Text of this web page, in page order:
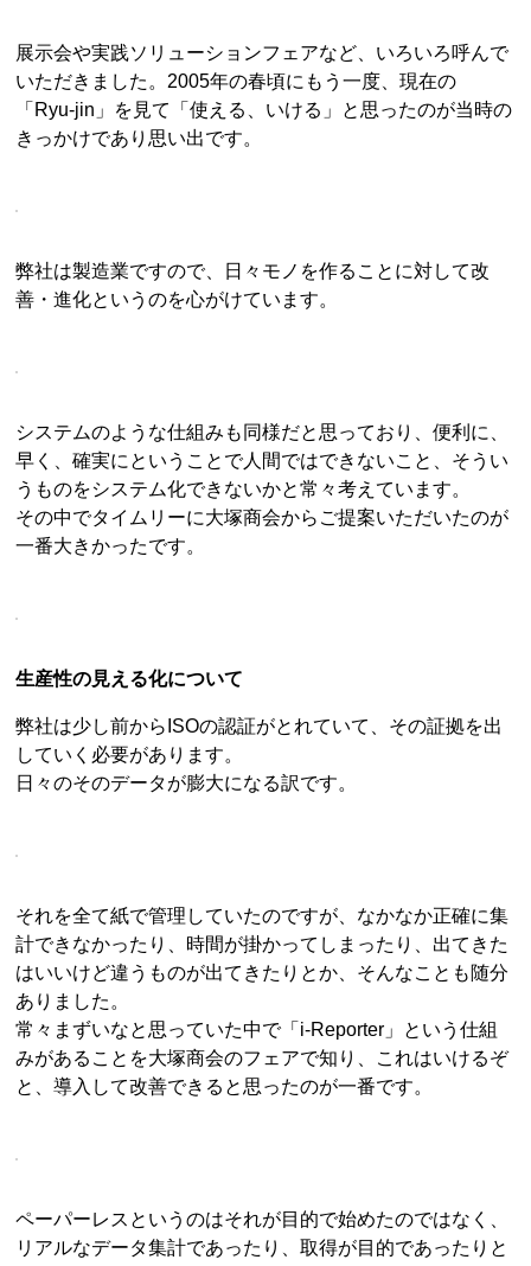
展示会や実践ソリューションフェアなど、いろいろ呼んで
いただきました。2005年の春頃にもう一度、現在の
「Ryu-jin」を見て「使える、いける」と思ったのが当時の
きっかけであり思い出です。
弊社は製造業ですので、日々モノを作ることに対して改
善・進化というのを心がけています。
システムのような仕組みも同様だと思っており、便利に、
早く、確実にということで人間ではできないこと、そうい
うものをシステム化できないかと常々考えています。
その中でタイムリーに大塚商会からご提案いただいたのが
一番大きかったです。
生産性の見える化について
弊社は少し前からISOの認証がとれていて、その証拠を出
していく必要があります。
日々のそのデータが膨大になる訳です。
それを全て紙で管理していたのですが、なかなか正確に集
計できなかったり、時間が掛かってしまったり、出てきた
はいいけど違うものが出てきたりとか、そんなことも随分
ありました。
常々まずいなと思っていた中で「i-Reporter」という仕組
みがあることを大塚商会のフェアで知り、これはいけるぞ
と、導入して改善できると思ったのが一番です。
ペーパーレスというのはそれが目的で始めたのではなく、
リアルなデータ集計であったり、取得が目的であったりと